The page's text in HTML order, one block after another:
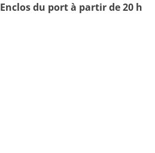
Enclos du port à partir de 20 h